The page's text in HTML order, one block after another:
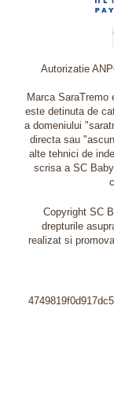
Autorizatie
Marca SaraTremo
este detinuta de
a domeniului
directa sau
alte tehnici de
scrisa a SC
Copyright SC
drepturile
realizat si